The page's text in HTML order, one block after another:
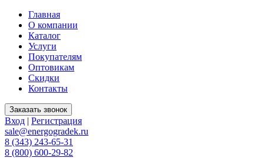
Главная
О компании
Каталог
Услуги
Покупателям
Оптовикам
Скидки
Контакты
Вход | Регистрация
sale@energogradek.ru
8 (343) 243-65-31
8 (800) 600-29-82